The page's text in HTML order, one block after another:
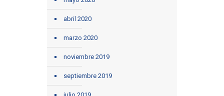
abril 2020
marzo 2020
noviembre 2019
septiembre 2019